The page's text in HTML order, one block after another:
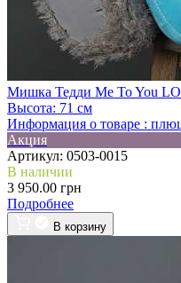
Мишка Тедди Me To You
Высота: 71 см
Информация о товаре :
Акция
Артикул: 0503-0015
В наличии
3 950.00 грн
Подробнее
В корзину